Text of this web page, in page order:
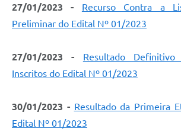
27/01/2023 -
Recurso Contra a
Preliminar do Edital Nº 01/2023
27/01/2023 -
Resultado
Inscritos do Edital Nº 01/2023
30/01/2023 - Resultado da Primeira
Edital Nº 01/2023